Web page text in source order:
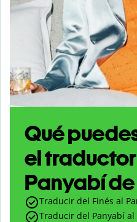
Qué
el
Panyabí
Traducir del Finés al
Traducir del Panyabí al